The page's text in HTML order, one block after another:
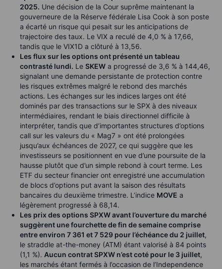
2025. Une décision de la Cour suprême maintenant la
gouverneure de la Réserve fédérale Lisa Cook à son poste
a écarté un risque qui pesait sur les anticipations de
trajectoire des taux. Le VIX a reculé de 4,0 % à 17,66,
tandis que le VIX1D a clôturé à 13,56.
Les flux sur les options ont présenté un tableau
contrasté lundi. Le SKEW a progressé de 3,6 % à 144,46,
signalant une demande persistante de protection contre
les risques extrêmes malgré le rebond des marchés
actions. Les échanges sur les indices larges ont été
dominés par des transactions sur le SPX à des niveaux
intermédiaires, rendant le biais directionnel difficile à
interpréter, tandis que d’importantes structures d’options
call sur les valeurs du « Mag7 » ont été prolongées
jusqu’aux échéances de 2027, ce qui suggère que les
investisseurs se positionnent en vue d’une poursuite de la
hausse plutôt que d’un simple rebond à court terme. Les
ETF du secteur financier ont enregistré une accumulation
de blocs d’options put avant la saison des résultats
bancaires du deuxième trimestre. L’indice MOVE a
légèrement progressé à 68,14.
Les prix des options SPXW avant l’ouverture du marché
suggèrent une fourchette de fin de semaine comprise
entre environ 7 361 et 7 529 pour l’échéance du 2 juillet,
le straddle at-the-money (ATM) étant valorisé à 84 points
(1,1 %). Aucun contrat SPXW n’est coté pour le 3 juillet,
les marchés étant fermés à l’occasion de l’Independence